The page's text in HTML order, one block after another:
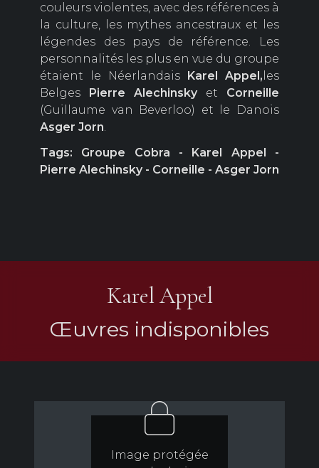
couleurs violentes, avec des références à
la culture, les mythes ancestraux et les
légendes des pays de référence. Les
personnalités les plus en vue du groupe
étaient le Néerlandais Karel Appel, les
Belges
Pierre Alechinsky et Corneille
(Guillaume van Beverloo) et le Danois
Asger Jorn.
Tags: Groupe Cobra - Karel Appel -
Pierre Alechinsky - Corneille - Asger Jorn
Karel Appel
Œuvres indisponibles
Image protégée